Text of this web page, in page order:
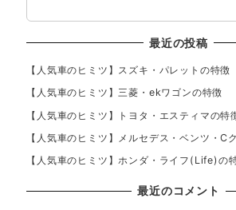
最近の投稿
【人気車のヒミツ】スズキ・パレットの特徴
【人気車のヒミツ】三菱・ekワゴンの特徴
【人気車のヒミツ】トヨタ・エスティマの特
【人気車のヒミツ】メルセデス・ベンツ・C
【人気車のヒミツ】ホンダ・ライフ(Life)の
最近のコメント